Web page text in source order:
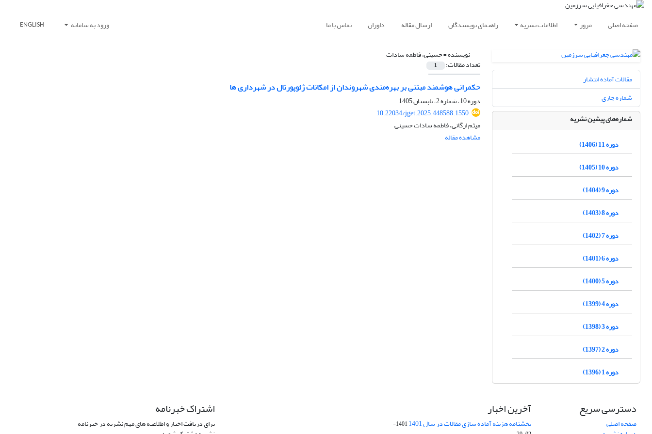
صفحه اصلی مرور اطلاعات نشریه راهنمای نویسندگان ارسال مقاله داوران تماس با ما ورود به سامانه ENGLISH
نویسنده =حسینی، فاطمه سادات
تعداد مقالات: 1
حکمرانی هوشمند مبتنی بر بهره‌مندی شهروندان از امکانات ژئوپورتال در شهرداری ها
دوره 10، شماره 2، تابستان 1405
10.22034/jget.2025.448588.1550
میثم ارگانی، فاطمه سادات حسینی
مشاهده مقاله
مقالات آماده انتشار
شماره جاری
شماره‌های پیشین نشریه
دوره 11 (1406)
دوره 10 (1405)
دوره 9 (1404)
دوره 8 (1403)
دوره 7 (1402)
دوره 6 (1401)
دوره 5 (1400)
دوره 4 (1399)
دوره 3 (1398)
دوره 2 (1397)
دوره 1 (1396)
دسترسی سریع
صفحه اصلی
آخرین اخبار
بخشنامه هزینه آماده سازی مقالات در سال 1401
1401-
اشتراک خبرنامه
برای دریافت اخبار و اطلاعیه های مهم نشریه در خبرنامه